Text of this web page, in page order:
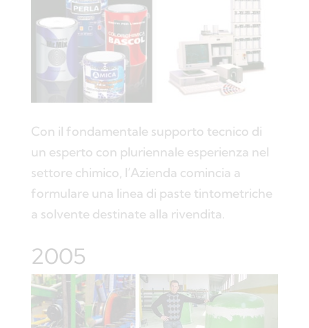
Con il fondamentale supporto tecnico di
un esperto con pluriennale esperienza nel
settore chimico, l’Azienda comincia a
formulare una linea di paste tintometriche
a solvente destinate alla rivendita.
2005